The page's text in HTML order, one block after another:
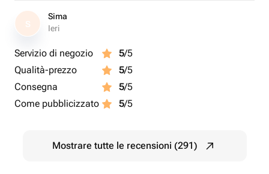
S
Sima
Ieri
Servizio di negozio 5/5
Qualità-prezzo
5/5
Consegna
5/5
Come pubblicizzato
5/5
Mostrare tutte le recensioni (291)